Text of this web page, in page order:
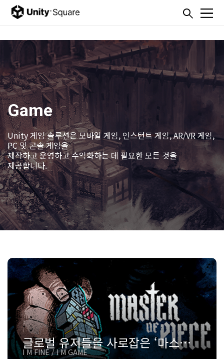
본문내용 바로가기
주메뉴 바로가기
Game
Unity 게임 솔루션은 모바일 게임, 인스턴트 게임, AR/VR 게임,
PC 및 콘솔 게임을
제작하고 운영하고 수익화하는 데 필요한 모든 것을
제공합니다.
글로벌 유저들을 사로잡은 ‘마스터 오브 피스’의 유니티 개발 인사이트
I M FINE / I M GAME